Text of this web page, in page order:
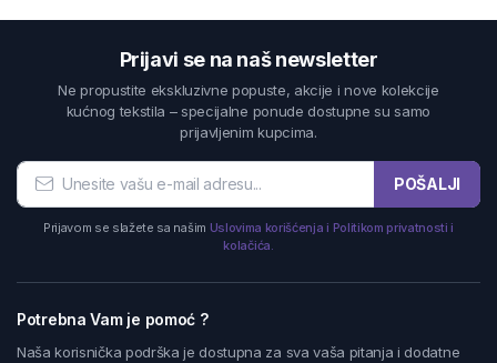
Prijavi se na naš newsletter
Ne propustite ekskluzivne popuste, akcije i nove kolekcije
kućnog tekstila – specijalne ponude dostupne su samo
prijavljenim kupcima.
POŠALJI
Prijavom se slažete sa našim Uslovima korišćenja i Politikom privatnosti i
kolačića.
Potrebna Vam je pomoć ?
Naša korisnička podrška je dostupna za sva vaša pitanja i dodatne